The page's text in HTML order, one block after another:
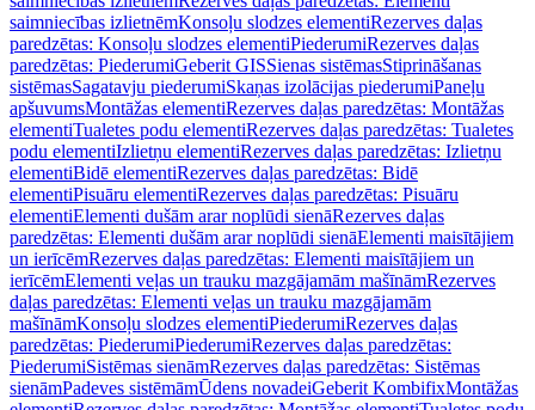
saimniecības izlietnēmKonsoļu slodzes elementiRezerves daļas
paredzētas: Konsoļu slodzes elementiPiederumiRezerves daļas
paredzētas: PiederumiGeberit GISSienas sistēmasStiprināšanas
sistēmasSagatavju piederumiSkaņas izolācijas piederumiPaneļu
apšuvumsMontāžas elementiRezerves daļas paredzētas: Montāžas
elementiTualetes podu elementiRezerves daļas paredzētas: Tualetes
podu elementiIzlietņu elementiRezerves daļas paredzētas: Izlietņu
elementiBidē elementiRezerves daļas paredzētas: Bidē
elementiPisuāru elementiRezerves daļas paredzētas: Pisuāru
elementiElementi dušām arar noplūdi sienāRezerves daļas
paredzētas: Elementi dušām arar noplūdi sienāElementi maisītājiem
un ierīcēmRezerves daļas paredzētas: Elementi maisītājiem un
ierīcēmElementi veļas un trauku mazgājamām mašīnāmRezerves
daļas paredzētas: Elementi veļas un trauku mazgājamām
mašīnāmKonsoļu slodzes elementiPiederumiRezerves daļas
paredzētas: PiederumiPiederumiRezerves daļas paredzētas:
PiederumiSistēmas sienāmRezerves daļas paredzētas: Sistēmas
sienāmPadeves sistēmāmŪdens novadeiGeberit KombifixMontāžas